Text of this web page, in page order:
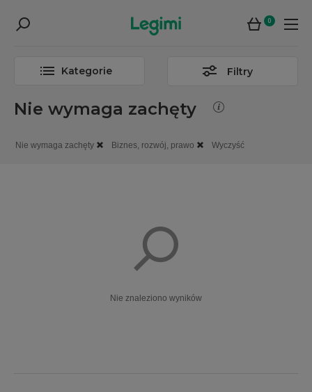
0
Kategorie Filtry
Nie wymaga zachęty
Nie wymaga zachęty Biznes, rozwój, prawo Wyczyść
Nie znaleziono wyników